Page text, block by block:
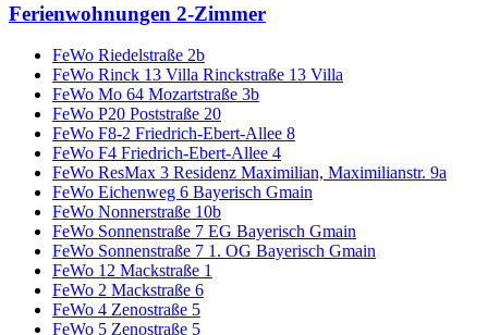
Ferienwohnungen 2-Zimmer
FeWo Riedelstraße 2b
FeWo Rinck 13 Villa Rinckstraße 13 Villa
FeWo Mo 64 Mozartstraße 3b
FeWo P20 Poststraße 20
FeWo F8-2 Friedrich-Ebert-Allee 8
FeWo F4 Friedrich-Ebert-Allee 4
FeWo ResMax 3 Residenz Maximilian, Maximilianstr. 9a
FeWo Eichenweg 6 Bayerisch Gmain
FeWo Nonnerstraße 10b
FeWo Sonnenstraße 7 EG Bayerisch Gmain
FeWo Sonnenstraße 7 1. OG Bayerisch Gmain
FeWo 12 Mackstraße 1
FeWo 2 Mackstraße 6
FeWo 4 Zenostraße 5
FeWo 5 Zenostraße 5